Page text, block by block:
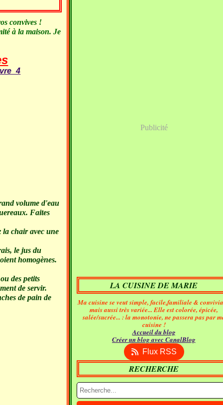
convives !
à la maison. Je
volume d'eau
Faites
la chair avec une
le jus du
homogènes.
des petits
de servir.
de pain de
Publicité
LA CUISINE DE MARIE
Ma cuisine se veut simple, facile,familiale &
mais aussi très variée... Elle est colorée, épicée,
salée/sucrée... : la monotonie, ne passera pas par
cuisine !
Accueil du blog
Créer un blog avec CanalBlog
Flux RSS
RECHERCHE